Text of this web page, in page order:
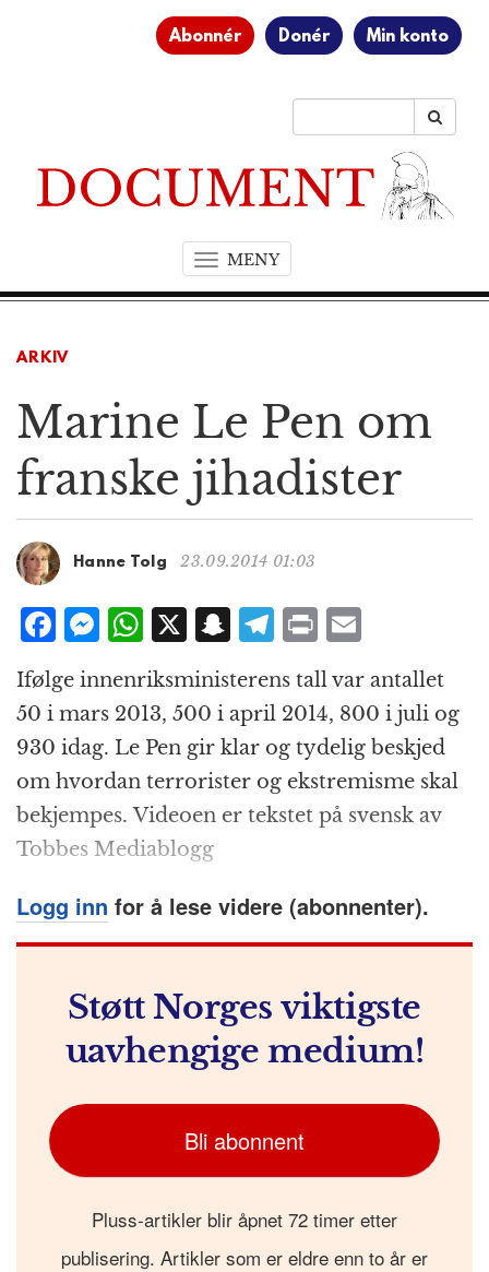
Abonnér Donér Min konto
MENYT
o
n
a
i
t
n
ARKIV
Marine Le Pen om
franske jihadister
Hanne Tolg 23.09.2014 01:03
F
c
e
b
o
o
k
M
ss
e
n
g
e
r
W
h
at
s
A
p
p
X S
a
p
c
h
at
T
e
g
r
a
m
P
ri
n
t
ai
l
Ifølge innenriksministerens tall var antallet
50 i mars 2013, 500 i april 2014, 800 i juli og
930 idag. Le Pen gir klar og tydelig beskjed
om hvordan terrorister og ekstremisme skal
bekjempes. Videoen er tekstet på svensk av
Tobbes Mediablogg
Logg inn for å lese videre (abonnenter).
Støtt Norges viktigste
uavhengige medium!
Bli abonnent
Pluss-artikler blir åpnet 72 timer etter
publisering. Artikler som er eldre enn to år er